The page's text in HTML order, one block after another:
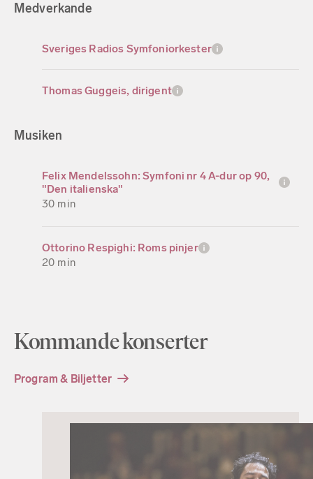
Medverkande
Sveriges Radios Symfoniorkester
Thomas Guggeis, dirigent
Musiken
Felix Mendelssohn: Symfoni nr 4 A-dur op 90,
"Den italienska"
30 min
Ottorino Respighi: Roms pinjer
20 min
Kommande konserter
Program & Biljetter